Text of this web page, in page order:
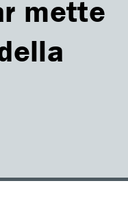
mette